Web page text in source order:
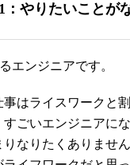
：やりたいことが
エンジニアです。
はライスワークと
すごいエンジニアに
なりたくありませ